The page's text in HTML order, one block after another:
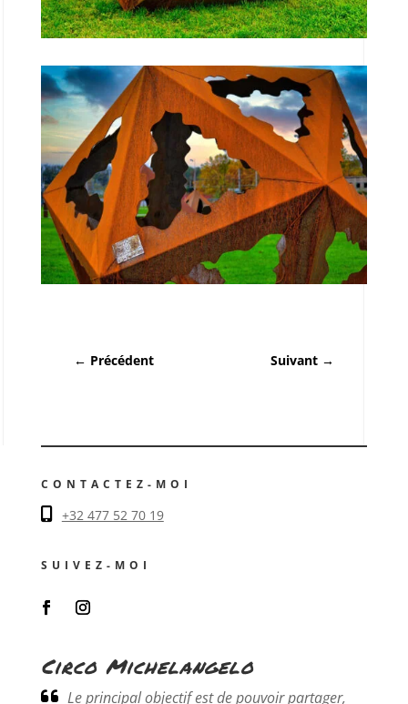
← Précédent Suivant →
CONTACTEZ-MOI
+32 477 52 70 19
SUIVEZ-MOI
Circo Michelangelo
Le principal objectif est de pouvoir partager,